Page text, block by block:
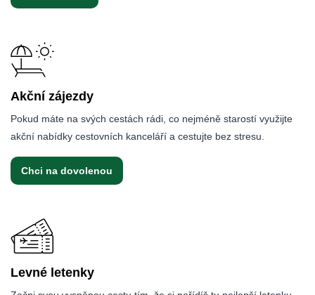
Akční zájezdy
Pokud máte na svých cestách rádi, co nejméně starostí využijte
akční nabídky cestovních kanceláří a cestujte bez stresu.
Chci na dovolenou
Levné letenky